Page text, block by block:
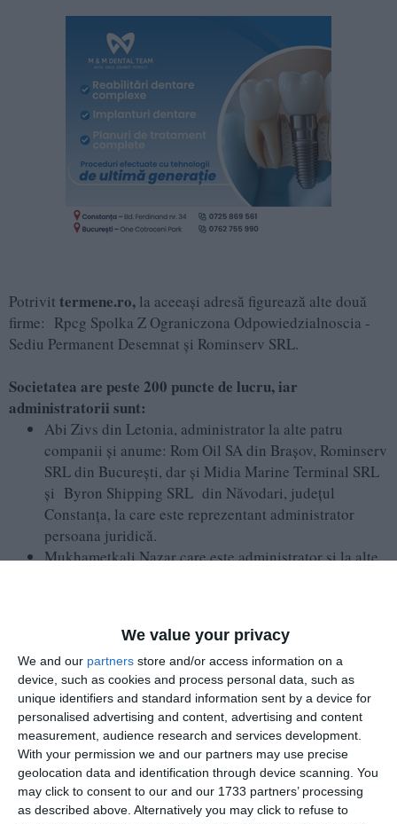
We value your privacy
We and our partners store and/or access information on a
device, such as cookies and process personal data, such as
unique identifiers and standard information sent by a device for
personalised advertising and content, advertising and content
measurement, audience research and services development.
With your permission we and our partners may use precise
geolocation data and identification through device scanning. You
may click to consent to our and our 1733 partners’ processing
as described above. Alternatively you may click to refuse to
Potrivit termene.ro, la aceeași adresă figurează alte două
firme: Rpcg Spolka Z Ograniczona Odpowiedzialnoscia -
Sediu Permanent Desemnat și Rominserv SRL.
Societatea are peste 200 puncte de lucru, iar
administratorii sunt:
Abi Zivs din Letonia, administrator la alte patru
companii și anume: Rom Oil SA din Brașov, Rominserv
SRL din București, dar și Midia Marine Terminal SRL
și Byron Shipping SRL din Năvodari, județul
Constanța, la care este reprezentant administrator
persoana juridică.
Mukhametkali Nazar care este administrator și la alte
Services SRL din Bucureşti.
Sadykova Ibatullina Saniya care este asociat unic și
administrator la San Energy Grow SRL, dar și persoană
fizică autorizată la Sadykova-Ibatullina Saniya
Persoana Fizica Autorizata din București.
Adrian Tohănean, din România, care este administrator
la alte trei companii precum Rompetrol Rafinare SA și
Rompetrol Energy SA din Năvodari , dar și director în
cadrul a patru societăți și anume: Rom Oil SA,